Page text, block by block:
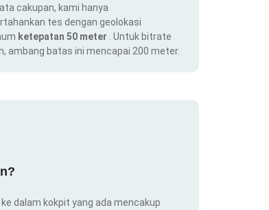
cakupan, kami hanya
tes dengan geolokasi
ketepatan 50 meter
. Untuk bitrate
ambang batas ini mencapai 200 meter.
dalam kokpit yang ada mencakup